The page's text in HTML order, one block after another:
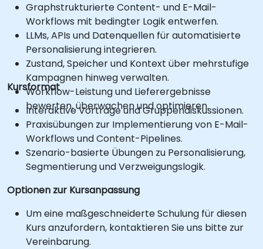
Graphstrukturierte Content- und E-Mail-
Workflows mit bedingter Logik entwerfen.
LLMs, APIs und Datenquellen für automatisierte
Personalisierung integrieren.
Zustand, Speicher und Kontext über mehrstufige
Kampagnen hinweg verwalten.
Workflow-Leistung und Lieferergebnisse
bewerten, überwachen und optimieren.
Kursformat
Interaktive Vorträge und Gruppendiskussionen.
Praxisübungen zur Implementierung von E-Mail-
Workflows und Content-Pipelines.
Szenario-basierte Übungen zu Personalisierung,
Segmentierung und Verzweigungslogik.
Optionen zur Kursanpassung
Um eine maßgeschneiderte Schulung für diesen
Kurs anzufordern, kontaktieren Sie uns bitte zur
Vereinbarung.